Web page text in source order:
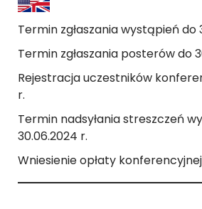
Termin zgłaszania wystąpień do
Termin zgłaszania posterów do
Rejestracja uczestników
r.
Termin nadsyłania streszczeń
30.06.2024 r.
Wniesienie opłaty konferencyjnej